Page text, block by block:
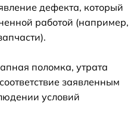
дефекта, который
работой (например,
поломка, утрата
заявленным
условий